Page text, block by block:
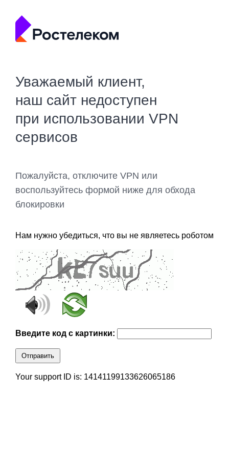
Уважаемый клиент,
наш сайт недоступен
при использовании VPN
сервисов
Пожалуйста, отключите VPN или
воспользуйтесь формой ниже для обхода
блокировки
Нам нужно убедиться, что вы не являетесь роботом
Введите код с картинки:
Отправить
Your support ID is: 14141199133626065186